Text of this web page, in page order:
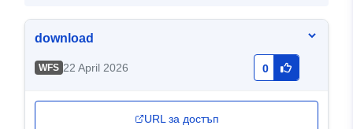
download
WFS 22 April 2026 0
URL за достъп